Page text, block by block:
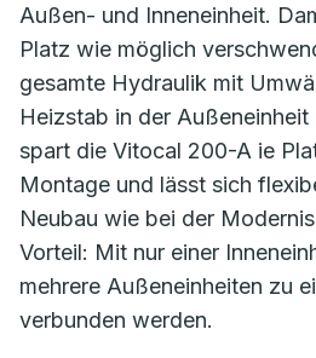
Außen- und Inneneinheit.
Platz wie möglich
gesamte Hydraulik mit
Heizstab in der
spart die Vitocal 200-A ie
Montage und lässt sich
Neubau wie bei der
Vorteil: Mit nur einer
mehrere Außeneinheiten zu
verbunden werden.